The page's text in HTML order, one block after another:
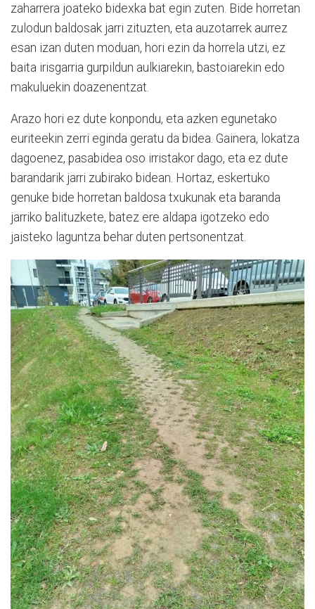
zaharrera joateko bidexka bat egin zuten. Bide horretan
zulodun baldosak jarri zituzten, eta auzotarrek aurrez
esan izan duten moduan, hori ezin da horrela utzi, ez
baita irisgarria gurpildun aulkiarekin, bastoiarekin edo
makuluekin doazenentzat.
Arazo hori ez dute konpondu, eta azken egunetako
euriteekin zerri eginda geratu da bidea. Gainera, lokatza
dagoenez, pasabidea oso irristakor dago, eta ez dute
barandarik jarri zubirako bidean. Hortaz, eskertuko
genuke bide horretan baldosa txukunak eta baranda
jarriko balituzkete, batez ere aldapa igotzeko edo
jaisteko laguntza behar duten pertsonentzat.